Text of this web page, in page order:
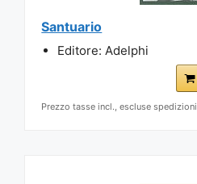
Santuario
Editore: Adelphi
Prezzo tasse incl., escluse spedizioni